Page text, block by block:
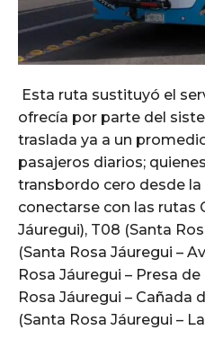
Esta ruta sustituyó el
ofrecía por parte del
traslada ya a un
pasajeros diarios;
transbordo cero desde la
conectarse con las rutas
Jáuregui), T08 (Santa
(Santa Rosa Jáuregui –
Rosa Jáuregui – Presa de
Rosa Jáuregui – Cañada
(Santa Rosa Jáuregui –